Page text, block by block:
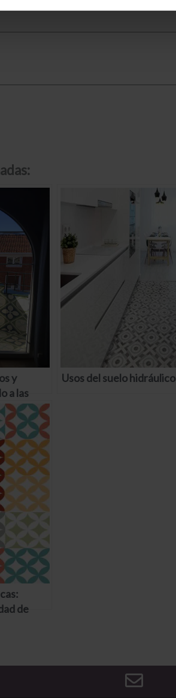
y
a las
Usos del suelo hidráulico
de